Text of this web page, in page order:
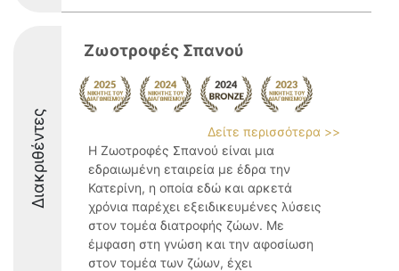
Διακριθέντες
Ζωοτροφές Σπανού
Δείτε περισσότερα >>
Η Ζωοτροφές Σπανού είναι μια
εδραιωμένη εταιρεία με έδρα την
Κατερίνη, η οποία εδώ και αρκετά
χρόνια παρέχει εξειδικευμένες λύσεις
στον τομέα διατροφής ζώων. Με
έμφαση στη γνώση και την αφοσίωση
στον τομέα των ζώων, έχει